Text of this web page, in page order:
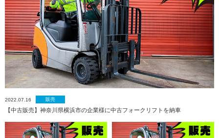
2022.07.16 販売
【中古販売】神奈川県横浜市の企業様に中古フォークリフトを納車